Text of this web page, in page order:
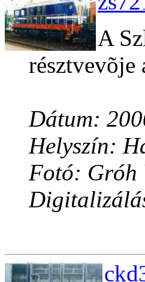
A
résztvevõje
Dátum:
Helyszín:
Fotó: Gróh